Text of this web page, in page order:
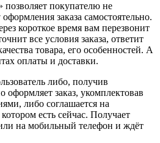
покупателю не
заказа самостоятельно.
короткое время вам перезвонит
все условия заказа, ответит
товара, его особенностей. А
оплаты и доставки.
либо, получив
оформляет заказ, укомплектовав
либо соглашается на
есть сейчас. Получает
на мобильный телефон и ждёт